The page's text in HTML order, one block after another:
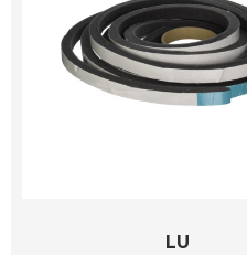
LU